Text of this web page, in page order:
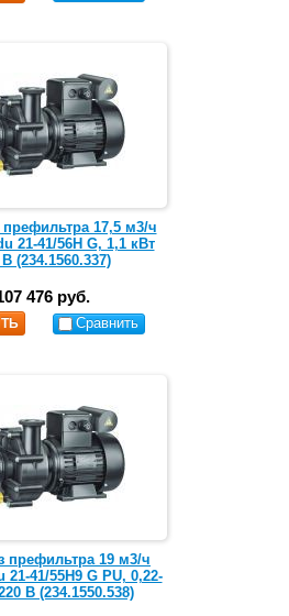
префильтра 17,5 м3/ч
21-41/56H G, 1,1 кВт
(234.1560.337)
476 руб.
Сравнить
префильтра 19 м3/ч
21-41/55H9 G PU, 0,22-
В (234.1550.538)